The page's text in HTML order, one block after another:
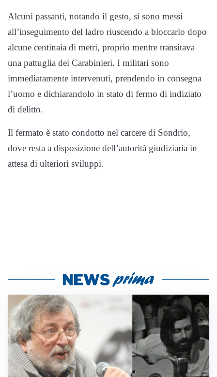
Alcuni passanti, notando il gesto, si sono messi
all’inseguimento del ladro riuscendo a bloccarlo dopo
alcune centinaia di metri, proprio mentre transitava
una pattuglia dei Carabinieri. I militari sono
immediatamente intervenuti, prendendo in consegna
l’uomo e dichiarandolo in stato di fermo di indiziato
di delitto.
Il fermato è stato condotto nel carcere di Sondrio,
dove resta a disposizione dell’autorità giudiziaria in
attesa di ulteriori sviluppi.